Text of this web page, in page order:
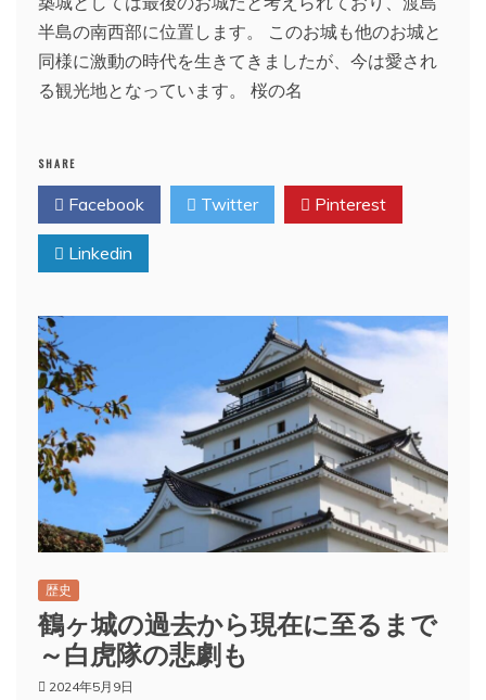
半島の南西部に位置します。 このお城も他のお城と
同様に激動の時代を生きてきましたが、今は愛され
る観光地となっています。 桜の名
SHARE
Facebook Twitter Pinterest
Linkedin
歴史
鶴ヶ城の過去から現在に至るまで
～白虎隊の悲劇も
2024年5月9日